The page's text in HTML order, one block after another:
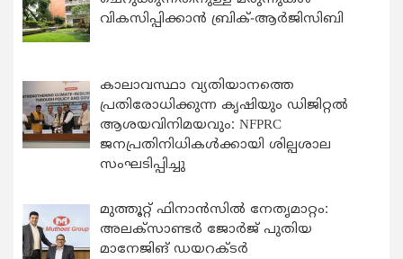
വികസിപ്പിക്കാന്‍ ബ്രിക്-ആര്‍ജിസിബി
കാലാവസ്ഥാ വ്യതിയാനത്തെ
പ്രതിരോധിക്കുന്ന കൃഷിയും ഡിജിറ്റൽ
ആശയവിനിമയവും: NFPRC
ജനപ്രതിനിധികൾക്കായി ശില്പശാല
സംഘടിപ്പിച്ചു
മുത്തൂറ്റ് ഫിനാൻസിൽ നേതൃമാറ്റം:
അലക്സാണ്ടർ ജോർജ് പുതിയ
മാനേജിങ് ഡയറക്ടർ